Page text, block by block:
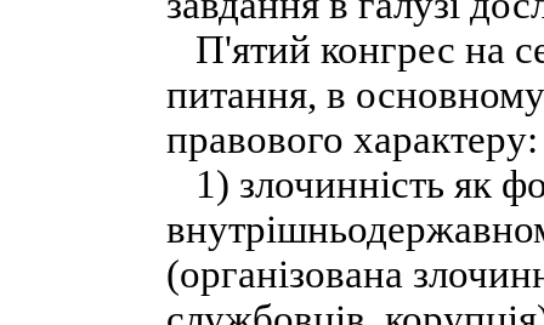
П'ятий конгрес на
питання, в
правового характеру:
1) злочинність як
(організована